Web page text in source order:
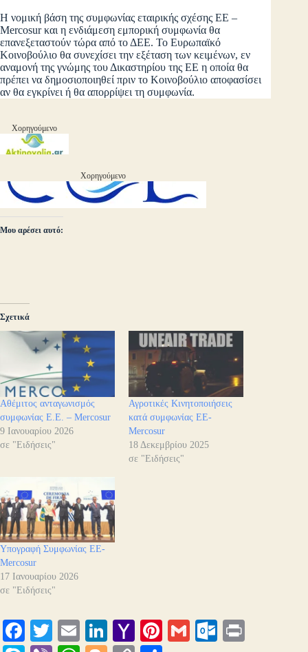
Η νομική βάση της συμφωνίας εταιρικής σχέσης ΕΕ –
Mercosur και η ενδιάμεση εμπορική συμφωνία θα
επανεξεταστούν τώρα από το ΔΕΕ. Το Ευρωπαϊκό
Κοινοβούλιο θα συνεχίσει την εξέταση των κειμένων, εν
αναμονή της γνώμης του Δικαστηρίου της ΕΕ η οποία θα
πρέπει να δημοσιοποιηθεί πριν το Κοινοβούλιο αποφασίσει
αν θα εγκρίνει ή θα απορρίψει τη συμφωνία.
Χορηγούμενο
Χορηγούμενο
Μου αρέσει αυτό:
Σχετικά
Αθέμιτος ανταγωνισμός
συμφωνίας Ε.Ε. – Mercosur
9 Ιανουαρίου 2026
σε "Ειδήσεις"
Αγροτικές Κινητοποιήσεις
κατά συμφωνίας ΕΕ-
Mercosur
18 Δεκεμβρίου 2025
σε "Ειδήσεις"
Υπογραφή Συμφωνίας ΕΕ-
Mercosur
17 Ιανουαρίου 2026
σε "Ειδήσεις"
Fa T
E
Li
Y
Pi
G
O